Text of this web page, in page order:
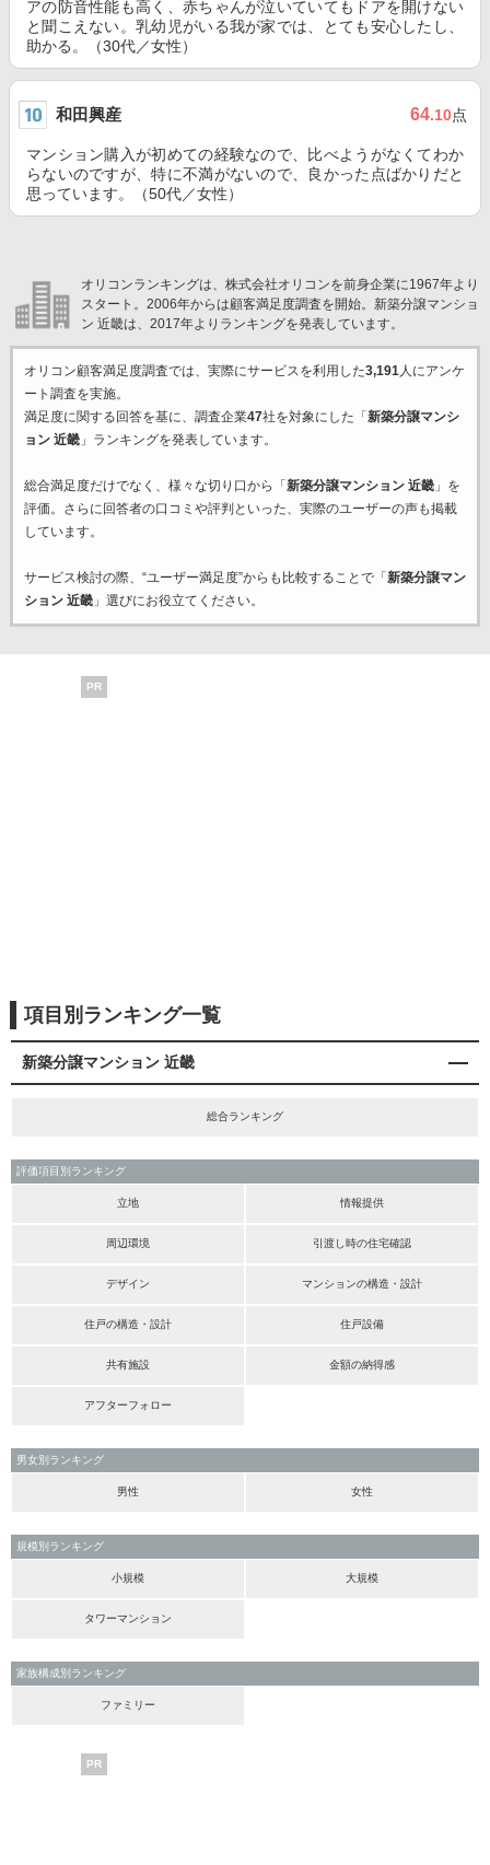
アの防音性能も高く、赤ちゃんが泣いていてもドアを開けない
と聞こえない。乳幼児がいる我が家では、とても安心したし、
助かる。（30代／女性）
和田興産 64.10点
マンション購入が初めての経験なので、比べようがなくてわか
らないのですが、特に不満がないので、良かった点ばかりだと
思っています。（50代／女性）
オリコンランキングは、株式会社オリコンを前身企業に1967年より
スタート。2006年からは顧客満足度調査を開始。新築分譲マンショ
ン 近畿は、2017年よりランキングを発表しています。
オリコン顧客満足度調査では、実際にサービスを利用した3,191人にアンケ
ート調査を実施。
満足度に関する回答を基に、調査企業47社を対象にした「 新築分譲マンシ
ョン 近畿」ランキングを発表しています。
総合満足度だけでなく、様々な切り口から「 新築分譲マンション 近畿」を
評価。さらに回答者の口コミや評判といった、実際のユーザーの声も掲載
しています。
サービス検討の際、“ユーザー満足度”からも比較することで「 新築分譲マン
ション 近畿」選びにお役立てください。
PR
項目別ランキング一覧
新築分譲マンション 近畿
総合ランキング
評価項目別ランキング
立地 情報提供
周辺環境 引渡し時の住宅確認
デザイン マンションの構造・設計
住戸の構造・設計 住戸設備
共有施設 金額の納得感
アフターフォロー
男女別ランキング
男性 女性
規模別ランキング
小規模 大規模
タワーマンション
家族構成別ランキング
ファミリー
PR